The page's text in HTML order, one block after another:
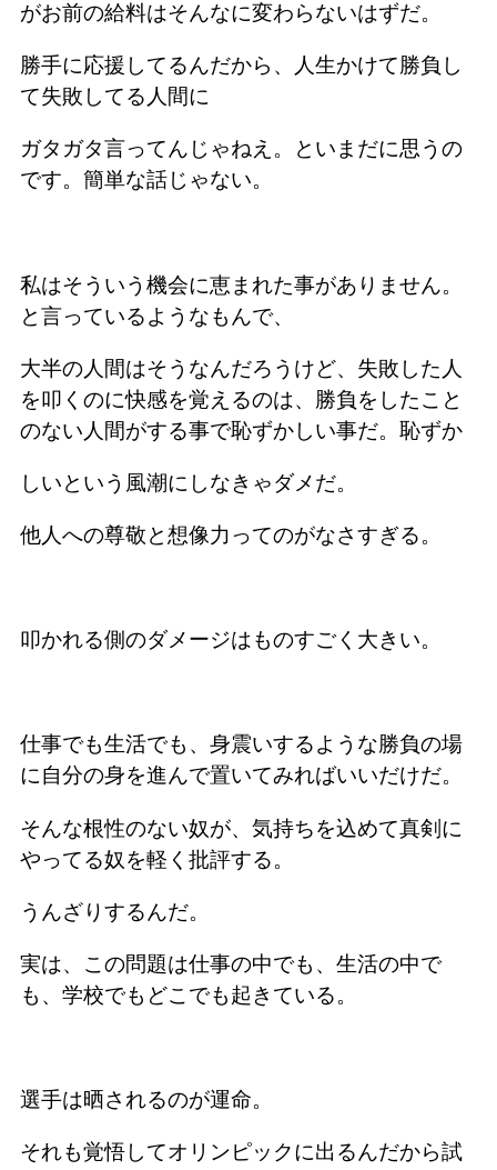
がお前の給料はそんなに変わらないはずだ。
勝手に応援してるんだから、人生かけて勝負し
て失敗してる人間に
ガタガタ言ってんじゃねえ。といまだに思うの
です。簡単な話じゃない。
私はそういう機会に恵まれた事がありません。
と言っているようなもんで、
大半の人間はそうなんだろうけど、失敗した人
を叩くのに快感を覚えるのは、勝負をしたこと
のない人間がする事で恥ずかしい事だ。恥ずか
しいという風潮にしなきゃダメだ。
他人への尊敬と想像力ってのがなさすぎる。
叩かれる側のダメージはものすごく大きい。
仕事でも生活でも、身震いするような勝負の場
に自分の身を進んで置いてみればいいだけだ。
そんな根性のない奴が、気持ちを込めて真剣に
やってる奴を軽く批評する。
うんざりするんだ。
実は、この問題は仕事の中でも、生活の中で
も、学校でもどこでも起きている。
選手は晒されるのが運命。
それも覚悟してオリンピックに出るんだから試